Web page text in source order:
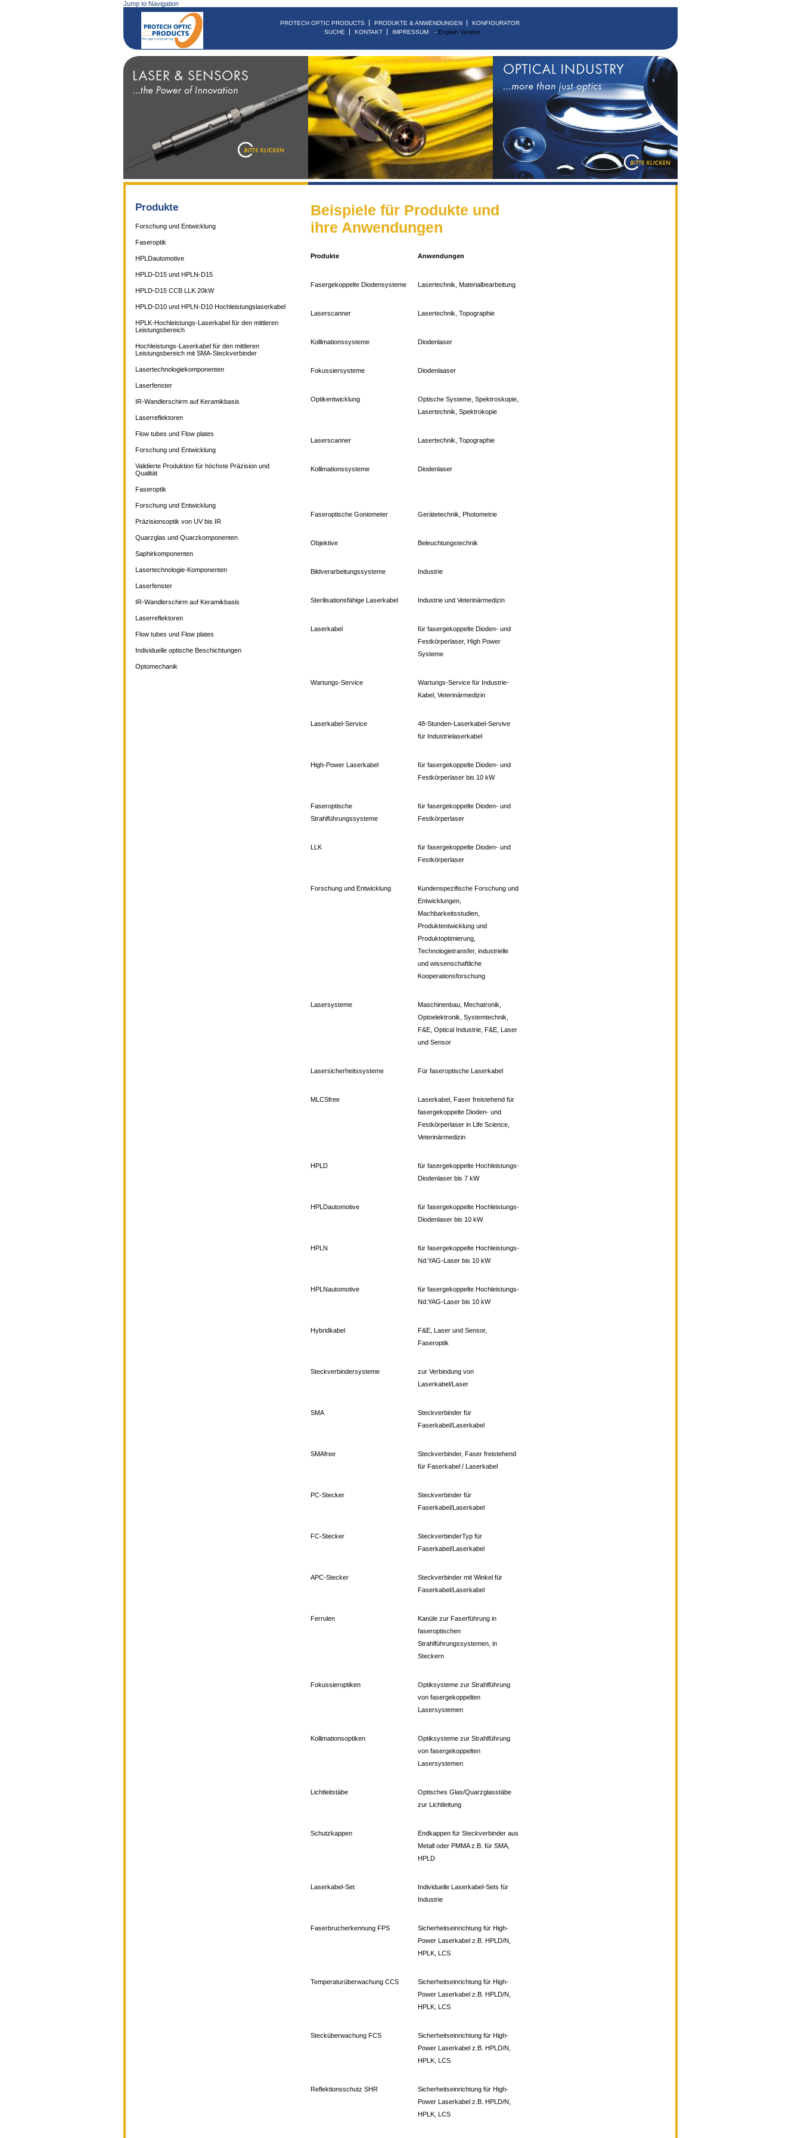
Jump to Navigation
PROTECH OPTIC PRODUCTS PRODUKTE & ANWENDUNGEN
KONFIGURATOR
SUCHE
KONTAKT IMPRESSUM English Version
Beispiele für Produkte und
ihre Anwendungen
Produkte Anwendungen
Fasergekoppelte Diodensysteme Lasertechnik, Materialbearbeitung
Laserscanner Lasertechnik, Topographie
Kollimationssysteme Diodenlaser
Fokussiersysteme Diodenlaaser
Optikentwicklung
Optische Systeme, Spektroskopie,
Lasertechnik, Spektrokopie
Laserscanner Lasertechnik, Topographie
Kollimationssysteme Diodenlaser
Faseroptische Goniometer Gerätetechnik, Photometrie
Objektive Beleuchtungstechnik
Bildverarbeitungssysteme Industrie
Sterilisationsfähige Laserkabel Industrie und Veterinärmedizin
Laserkabel
für fasergekoppelte Dioden- und
Festkörperlaser, High Power
Systeme
Wartungs-Service
Wartungs-Service für Industrie-
Kabel, Veterinärmedizin
Laserkabel-Service
48-Stunden-Laserkabel-Servive
für Industrielaserkabel
High-Power Laserkabel
für fasergekoppelte Dioden- und
Festkörperlaser bis 10 kW
Faseroptische
Strahlführungssysteme
für fasergekoppelte Dioden- und
Festkörperlaser
LLK
für fasergekoppelte Dioden- und
Festkörperlaser
Forschung und Entwicklung
Kundenspezifische Forschung und
Entwicklungen,
Machbarkeitsstudien,
Produktentwicklung und
Produktoptimierung,
Technologietransfer, industrielle
und wissenschaftliche
Kooperationsforschung
Lasersysteme
Maschinenbau, Mechatronik,
Optoelektronik, Systemtechnik,
F&E, Optical Industrie, F&E, Laser
und Sensor
Lasersicherheitssysteme Für faseroptische Laserkabel
MLCSfree
Laserkabel, Faser freistehend für
fasergekoppelte Dioden- und
Festkörperlaser in Life Science,
Veterinärmedizin
HPLD
für fasergekoppelte Hochleistungs-
Diodenlaser bis 7 kW
HPLDautomotive
für fasergekoppelte Hochleistungs-
Diodenlaser bis 10 kW
HPLN
für fasergekoppelte Hochleistungs-
Nd:YAG-Laser bis 10 kW
HPLNautomotive
für fasergekoppelte Hochleistungs-
Nd:YAG-Laser bis 10 kW
Hybridkabel
F&E, Laser und Sensor,
Faseroptik
Steckverbindersysteme
zur Verbindung von
Laserkabel/Laser
SMA
Steckverbinder für
Faserkabel/Laserkabel
SMAfree
Steckverbinder, Faser freistehend
für Faserkabel / Laserkabel
PC-Stecker
Steckverbinder für
Faserkabel/Laserkabel
FC-Stecker
SteckverbinderTyp für
Faserkabel/Laserkabel
APC-Stecker
Steckverbinder mit Winkel für
Faserkabel/Laserkabel
Ferrulen
Kanüle zur Faserführung in
faseroptischen
Strahlführungssystemen, in
Steckern
Fokussieroptiken
Optiksysteme zur Strahlführung
von fasergekoppelten
Lasersystemen
Kollimationsoptiken
Optiksysteme zur Strahlführung
von fasergekoppelten
Lasersystemen
Lichtleitstäbe
Optisches Glas/Quarzglasstäbe
zur Lichtleitung
Schutzkappen
Endkappen für Steckverbinder aus
Metall oder PMMA z.B. für SMA,
HPLD
Laserkabel-Set
Individuelle Laserkabel-Sets für
Industrie
Faserbrucherkennung FPS
Sicherheitseinrichtung für High-
Power Laserkabel z.B. HPLD/N,
HPLK, LCS
Temperaturüberwachung CCS
Sicherheitseinrichtung für High-
Power Laserkabel z.B. HPLD/N,
HPLK, LCS
Stecküberwachung FCS
Sicherheitseinrichtung für High-
Power Laserkabel z.B. HPLD/N,
HPLK, LCS
Reflektionsschutz SHR
Sicherheitseinrichtung für High-
Power Laserkabel z.B. HPLD/N,
HPLK, LCS
Produkte
Forschung und Entwicklung
Faseroptik
HPLDautomotive
HPLD-D15 und HPLN-D15
HPLD-D15 CCB LLK 20kW
HPLD-D10 und HPLN-D10 Hochleistungslaserkabel
HPLK-Hochleistungs-Laserkabel für den mittleren
Leistungsbereich
Hochleistungs-Laserkabel für den mittleren
Leistungsbereich mit SMA-Steckverbinder
Lasertechnologiekomponenten
Laserfenster
IR-Wandlerschirm auf Keramikbasis
Laserreflektoren
Flow tubes und Flow plates
Forschung und Entwicklung
Validierte Produktion für höchste Präzision und
Qualität
Faseroptik
Forschung und Entwicklung
Präzisionsoptik von UV bis IR
Quarzglas und Quarzkomponenten
Saphirkomponenten
Lasertechnologie-Komponenten
Laserfenster
IR-Wandlerschirm auf Keramikbasis
Laserreflektoren
Flow tubes und Flow plates
Individuelle optische Beschichtungen
Optomechanik